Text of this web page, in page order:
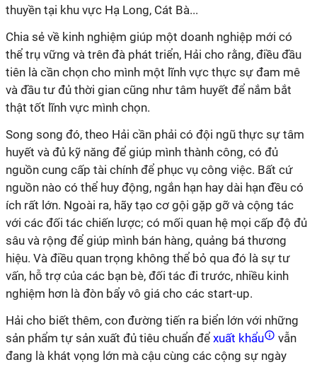
thuyền tại khu vực Hạ Long, Cát Bà...
Chia sẻ về kinh nghiệm giúp một doanh nghiệp mới có
thể trụ vững và trên đà phát triển, Hải cho rằng, điều đầu
tiên là cần chọn cho mình một lĩnh vực thực sự đam mê
và đầu tư đủ thời gian cũng như tâm huyết để nắm bắt
thật tốt lĩnh vực mình chọn.
Song song đó, theo Hải cần phải có đội ngũ thực sự tâm
huyết và đủ kỹ năng để giúp mình thành công, có đủ
nguồn cung cấp tài chính để phục vụ công việc. Bất cứ
nguồn nào có thể huy động, ngắn hạn hay dài hạn đều có
ích rất lớn. Ngoài ra, hãy tạo cơ gội gặp gỡ và cộng tác
với các đối tác chiến lược; có mối quan hệ mọi cấp độ đủ
sâu và rộng để giúp mình bán hàng, quảng bá thương
hiệu. Và điều quan trọng không thể bỏ qua đó là sự tư
vấn, hỗ trợ của các bạn bè, đối tác đi trước, nhiều kinh
nghiệm hơn là đòn bẩy vô giá cho các start-up.
Hải cho biết thêm, con đường tiến ra biển lớn với những
sản phẩm tự sản xuất đủ tiêu chuẩn để xuất khẩu
vẫn
đang là khát vọng lớn mà cậu cùng các cộng sự ngày